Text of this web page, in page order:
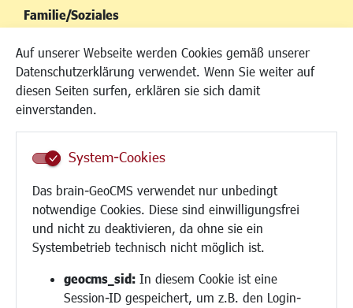
Auf unserer Webseite werden Cookies gemäß unserer
Datenschutzerklärung verwendet. Wenn Sie weiter auf
diesen Seiten surfen, erklären sie sich damit
einverstanden.
System-Cookies
Das brain-GeoCMS verwendet nur unbedingt
notwendige Cookies. Diese sind einwilligungsfrei
und nicht zu deaktivieren, da ohne sie ein
Systembetrieb technisch nicht möglich ist.
geocms_sid: In diesem Cookie ist eine
Session-ID gespeichert, um z.B. den Login-
Familie/Soziales
Kinderbetreuung
Kinder und Jugend
Institutionen für Familien
Frauen
Schule
Demokratie leben
Ukrainehilfe
Hilfe für Geflüchtete
Religion
Bauen/Umwelt/Mobilität